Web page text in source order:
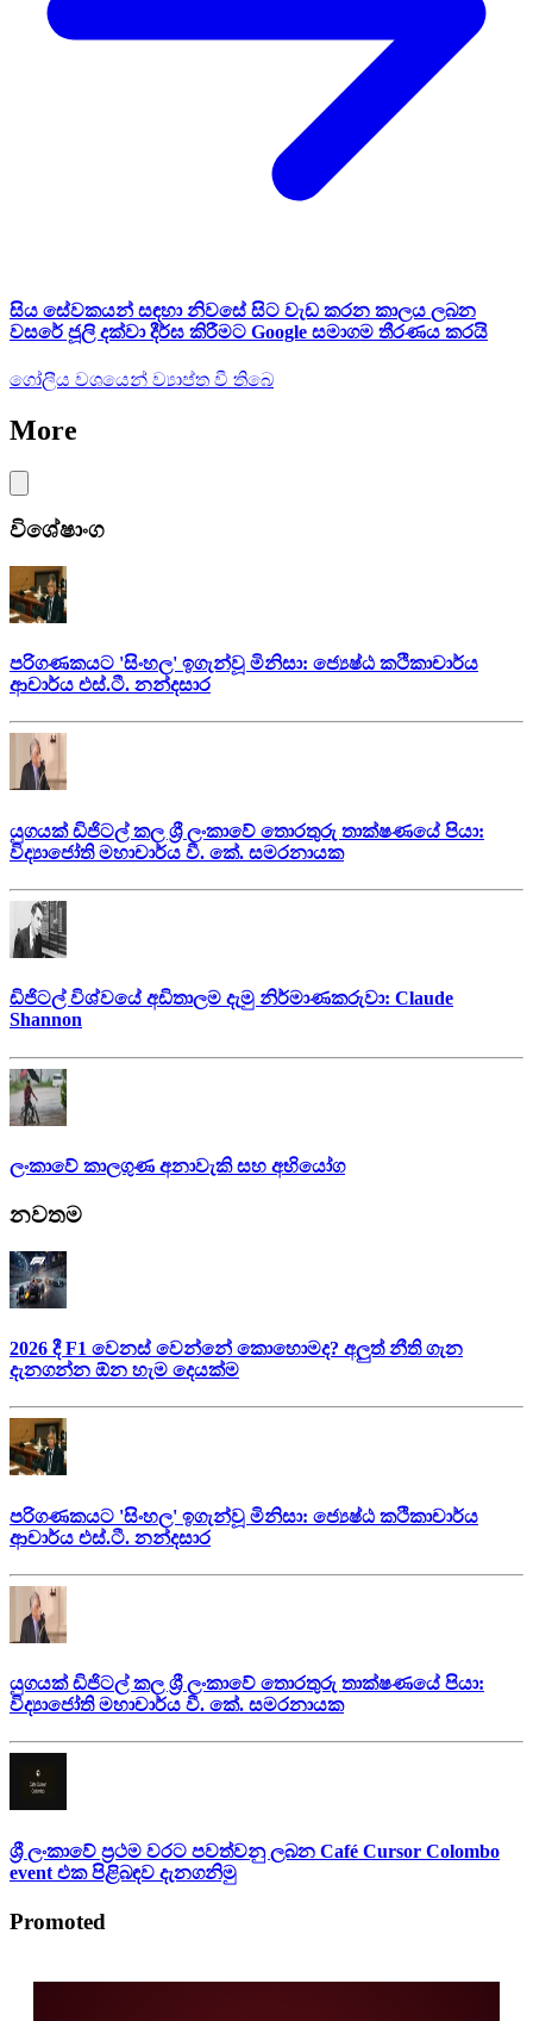
සිය සේවකයන් සඳහා නිවසේ සිට වැඩ කරන කාලය ලබන
වසරේ ජූලි දක්වා දීර්ඝ කිරීමට Google සමාගම තීරණය කරයි
ගෝලීය වශයෙන් ව්‍යාප්ත වී තිබෙ
More
විශේෂාංග
පරිගණකයට 'සිංහල' ඉගැන්වූ මිනිසා: ජ්‍යෙෂ්ඨ කථිකාචාර්ය
ආචාර්ය එස්.ටී. නන්දසාර
යුගයක් ඩිජිටල් කල ශ්‍රී ලංකාවේ තොරතුරු තාක්ෂණයේ පියා:
විද්‍යාජෝති මහාචාර්ය වී. කේ. සමරනායක
ඩිජිටල් විශ්වයේ අඩිතාලම දැමු නිර්මාණකරුවා: Claude
Shannon
ලංකාවේ කාලගුණ අනාවැකි සහ අභියෝග
නවතම
2026 දී F1 වෙනස් වෙන්නේ කොහොමද? අලුත් නීති ගැන
දැනගන්න ඕන හැම දෙයක්ම
පරිගණකයට 'සිංහල' ඉගැන්වූ මිනිසා: ජ්‍යෙෂ්ඨ කථිකාචාර්ය
ආචාර්ය එස්.ටී. නන්දසාර
යුගයක් ඩිජිටල් කල ශ්‍රී ලංකාවේ තොරතුරු තාක්ෂණයේ පියා:
විද්‍යාජෝති මහාචාර්ය වී. කේ. සමරනායක
ශ්‍රී ලංකාවේ ප්‍රථම වරට පවත්වනු ලබන Café Cursor Colombo
event එක පිළිබඳව දැනගනිමු
Promoted